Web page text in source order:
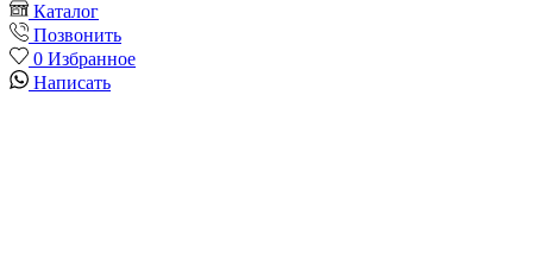
Каталог
Позвонить
0 Избранное
Написать